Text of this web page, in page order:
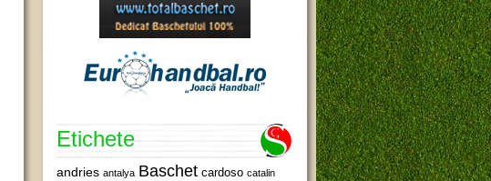
Etichete
andries antalya Baschet cardoso catalin